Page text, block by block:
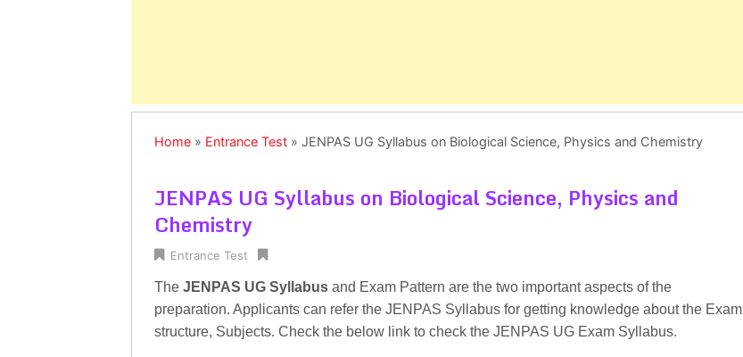
Home » Entrance Test » JENPAS UG Syllabus on Biological Science, Physics and Chemistry
JENPAS UG Syllabus on Biological Science, Physics and
Chemistry
Entrance Test
The JENPAS UG Syllabus and Exam Pattern are the two important aspects of the
preparation. Applicants can refer the JENPAS Syllabus for getting knowledge about the Exam
structure, Subjects. Check the below link to check the JENPAS UG Exam Syllabus.